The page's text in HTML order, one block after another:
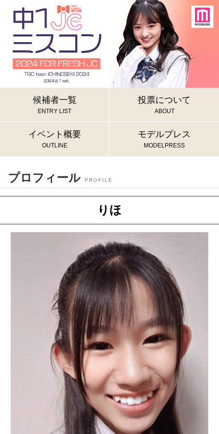
候補者一覧
ENTRY LIST
投票について
ABOUT
イベント概要
OUTLINE
モデルプレス
MODELPRESS
プロフィール PROFILE
りほ